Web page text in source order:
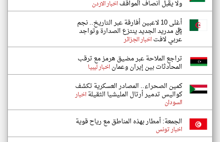
ولا يقبل أنصاف المواقفاخبار الاردن
أغلى 10 لاعبين أفارقة عبر التاريخ.. نجم
ريال مدريد الجديد ينتزع الصدارة وتواجد
عربي لافتاخبار الجزائر
تراجع الملاحة عبر مضيق هرمز مع ترقب
المحادثات بين إيران وعماناخبار ليبيا
كمين الصحراء.. المصادر العسكرية تكشف
كواليس تدمير أرتال المليشيا الثقيلةاخبار
السودان
الجمعة: أمطار بهذه المناطق مع رياح قوية
اخبار تونس